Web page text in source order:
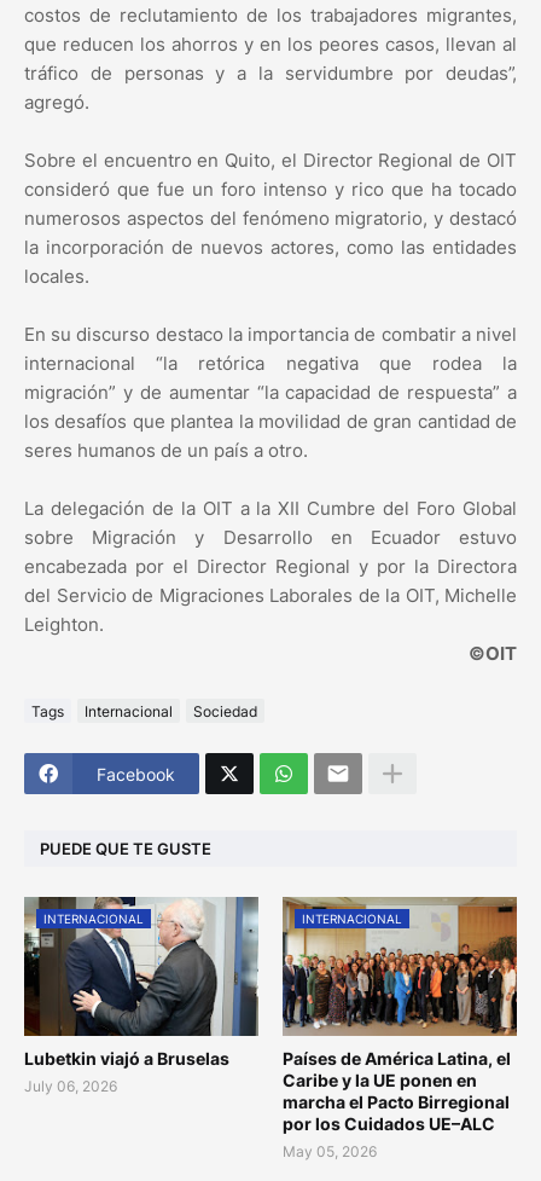
costos de reclutamiento de los trabajadores migrantes,
que reducen los ahorros y en los peores casos, llevan al
tráfico de personas y a la servidumbre por deudas”,
agregó.
Sobre el encuentro en Quito, el Director Regional de OIT
consideró que fue un foro intenso y rico que ha tocado
numerosos aspectos del fenómeno migratorio, y destacó
la incorporación de nuevos actores, como las entidades
locales.
En su discurso destaco la importancia de combatir a nivel
internacional “la retórica negativa que rodea la
migración” y de aumentar “la capacidad de respuesta” a
los desafíos que plantea la movilidad de gran cantidad de
seres humanos de un país a otro.
La delegación de la OIT a la XII Cumbre del Foro Global
sobre Migración y Desarrollo en Ecuador estuvo
encabezada por el Director Regional y por la Directora
del Servicio de Migraciones Laborales de la OIT, Michelle
Leighton.
©OIT
Tags Internacional Sociedad
Facebook
PUEDE QUE TE GUSTE
INTERNACIONAL
Lubetkin viajó a Bruselas
July 06, 2026
INTERNACIONAL
Países de América Latina, el
Caribe y la UE ponen en
marcha el Pacto Birregional
por los Cuidados UE–ALC
May 05, 2026